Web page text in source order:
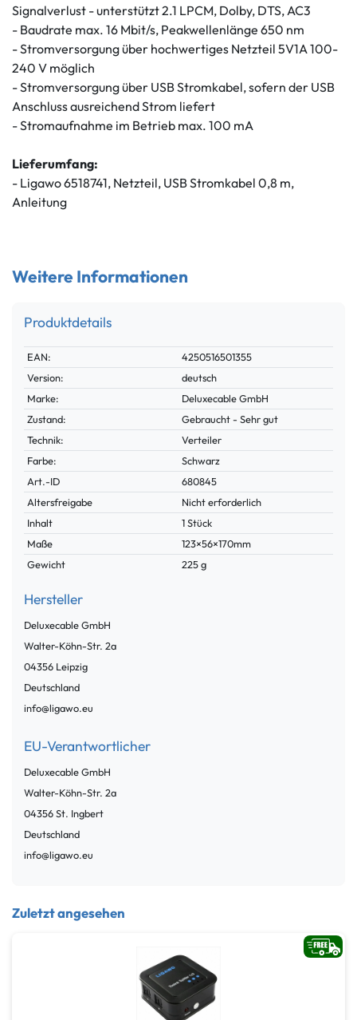
Signalverlust - unterstützt 2.1 LPCM, Dolby, DTS, AC3
- Baudrate max. 16 Mbit/s, Peakwellenlänge 650 nm
- Stromversorgung über hochwertiges Netzteil 5V1A 100-
240 V möglich
- Stromversorgung über USB Stromkabel, sofern der USB
Anschluss ausreichend Strom liefert
- Stromaufnahme im Betrieb max. 100 mA
Lieferumfang:
- Ligawo 6518741, Netzteil, USB Stromkabel 0,8 m,
Anleitung
Weitere Informationen
Produktdetails
Technisches
Merkmal
Wert
EAN:
4250516501355
Version:
deutsch
Marke:
Deluxecable GmbH
Zustand:
Gebraucht - Sehr gut
Technik:
Verteiler
Farbe:
Schwarz
Technisches
Merkmal
Wert
Art.-ID
680845
Altersfreigabe
Nicht erforderlich
Inhalt
1 Stück
Maße
123×56×170mm
Gewicht
225 g
Hersteller
Deluxecable GmbH
Walter-Köhn-Str. 2a
04356 Leipzig
Deutschland
info@ligawo.eu
EU-Verantwortlicher
Deluxecable GmbH
Walter-Köhn-Str. 2a
04356St. Ingbert
Deutschland
info@ligawo.eu
Zuletzt angesehen